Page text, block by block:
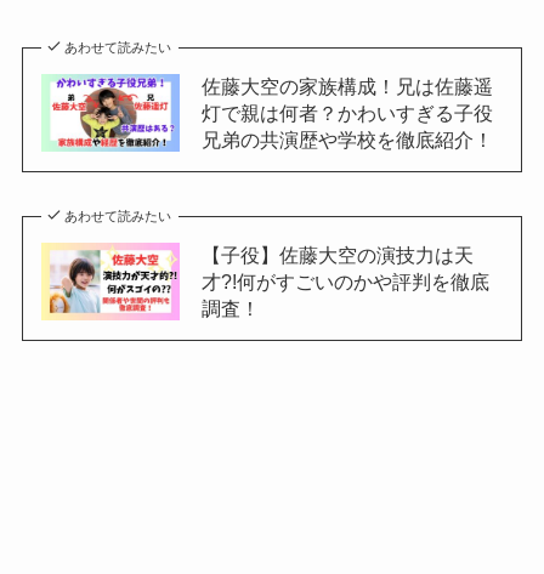
あわせて読みたい
佐藤大空の家族構成！兄は佐藤遥
灯で親は何者？かわいすぎる子役
兄弟の共演歴や学校を徹底紹介！
あわせて読みたい
【子役】佐藤大空の演技力は天
才?!何がすごいのかや評判を徹底
調査！